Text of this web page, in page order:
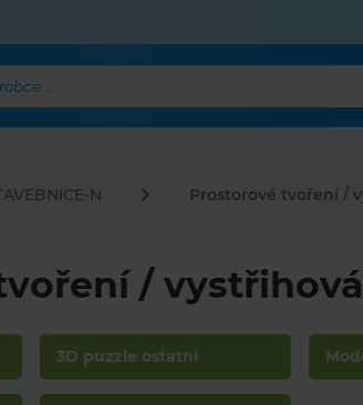
...
N Prostorové tvoření /
/
3D puzzle ostatní